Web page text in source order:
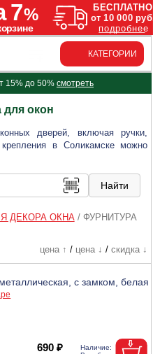
КАТЕГОРИИ
15% до 50% смотреть
окон
дверей, включая ручки,
крепления в Соликамске можно
ДЕКОРА ОКНА/ ФУРНИТУРА
цена ↑ / цена ↓ / скидка ↓
с замком, белая
690 ₽